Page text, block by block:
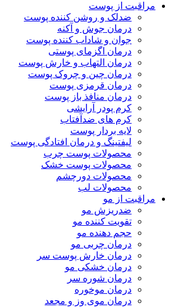
مراقبت از پوست
ضدلک و روشن کننده پوست
درمان جوش و آکنه
جوان و شاداب کننده پوست
درمان اگزمای پوستی
درمان التهاب و خارش پوست
درمان چین و چروک پوست
درمان قرمزی پوست
درمان منافذ باز پوست
کرم پودر آرایشی
کرم های ضدآفتاب
لایه بردار پوست
لیفتینگ و درمان افتادگی پوست
محصولات پوست چرب
محصولات پوست خشک
محصولات دورچشم
محصولات لب
مراقبت از مو
ضدریزش مو
تقویت کننده مو
حجم دهنده مو
درمان چربی مو
درمان خارش پوست سر
درمان خشکی مو
درمان شوره سر
درمان موخوره
درمان موی وز و مجعد